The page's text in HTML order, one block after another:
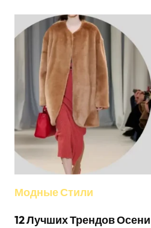
ШЛЯПЫ
ДО
АМЕРИКАНСКОЙ
ИКОНЫ
Модные Стили
12 Лучших Трендов